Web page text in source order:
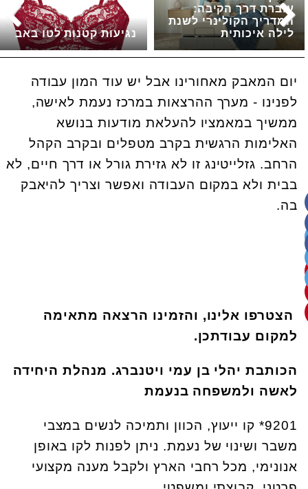
נגיעות קטנות לטו באב
עוברת דרך הקיבה:
המדריך הקולינרי לשנת
לילה איכותית
יום המאבק מאחורינו אבל יש עוד המון עבודה
לפנינו - מערך ההרצאות במרכז נעמת לאישה,
ממשיך במאמציו להעלאת מודעות בנושא
האלימות הרגשית בקרב מטפלים ובקרב הקהל
הרחב. גזלייטינג זו לא גזירת גורל או דרך חיים, לא
בבית ולא במקום העבודה ואפשר וצריך להיאבק
בה.
הצטרפו אלינו, והזמינו הרצאה מתאימה
למקום עבודתכן.
הכותבת יהלי בן עמי ויטנברג. מנהלת היחידה
לאשה ולמשפחה בנעמת
9201* קו ייעוץ, הכוון ותמיכה לנשים במצבי
משבר ושינוי של נעמת. ניתן לפנות לקו באופן
אנונימי, מכל רחבי הארץ ולקבל מענה מקצועי